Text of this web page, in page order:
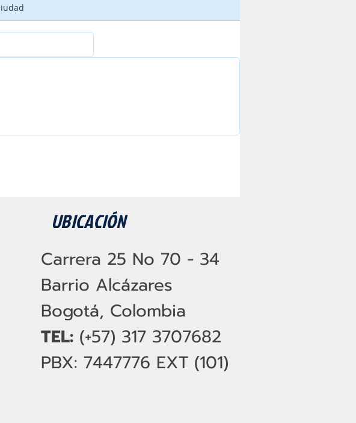
UBICACIÓN
Carrera 25 No 70 - 34
Barrio Alcázares
Bogotá, Colombia
TEL: (+57) 317 3707682
PBX: 7447776 EXT (101)